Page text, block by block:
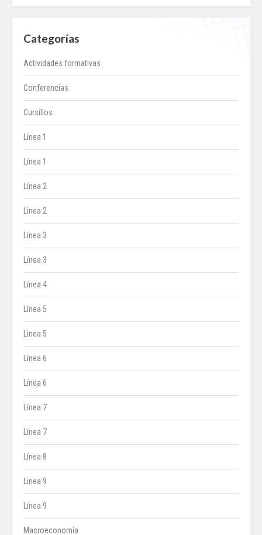
Categorías
Actividades formativas
Conferencias
Cursillos
Línea 1
Línea 1
Línea 2
Linea 2
Línea 3
Línea 3
Línea 4
Línea 5
Linea 5
Línea 6
Línea 6
Línea 7
Línea 7
Línea 8
Linea 9
Línea 9
Macroeconomía